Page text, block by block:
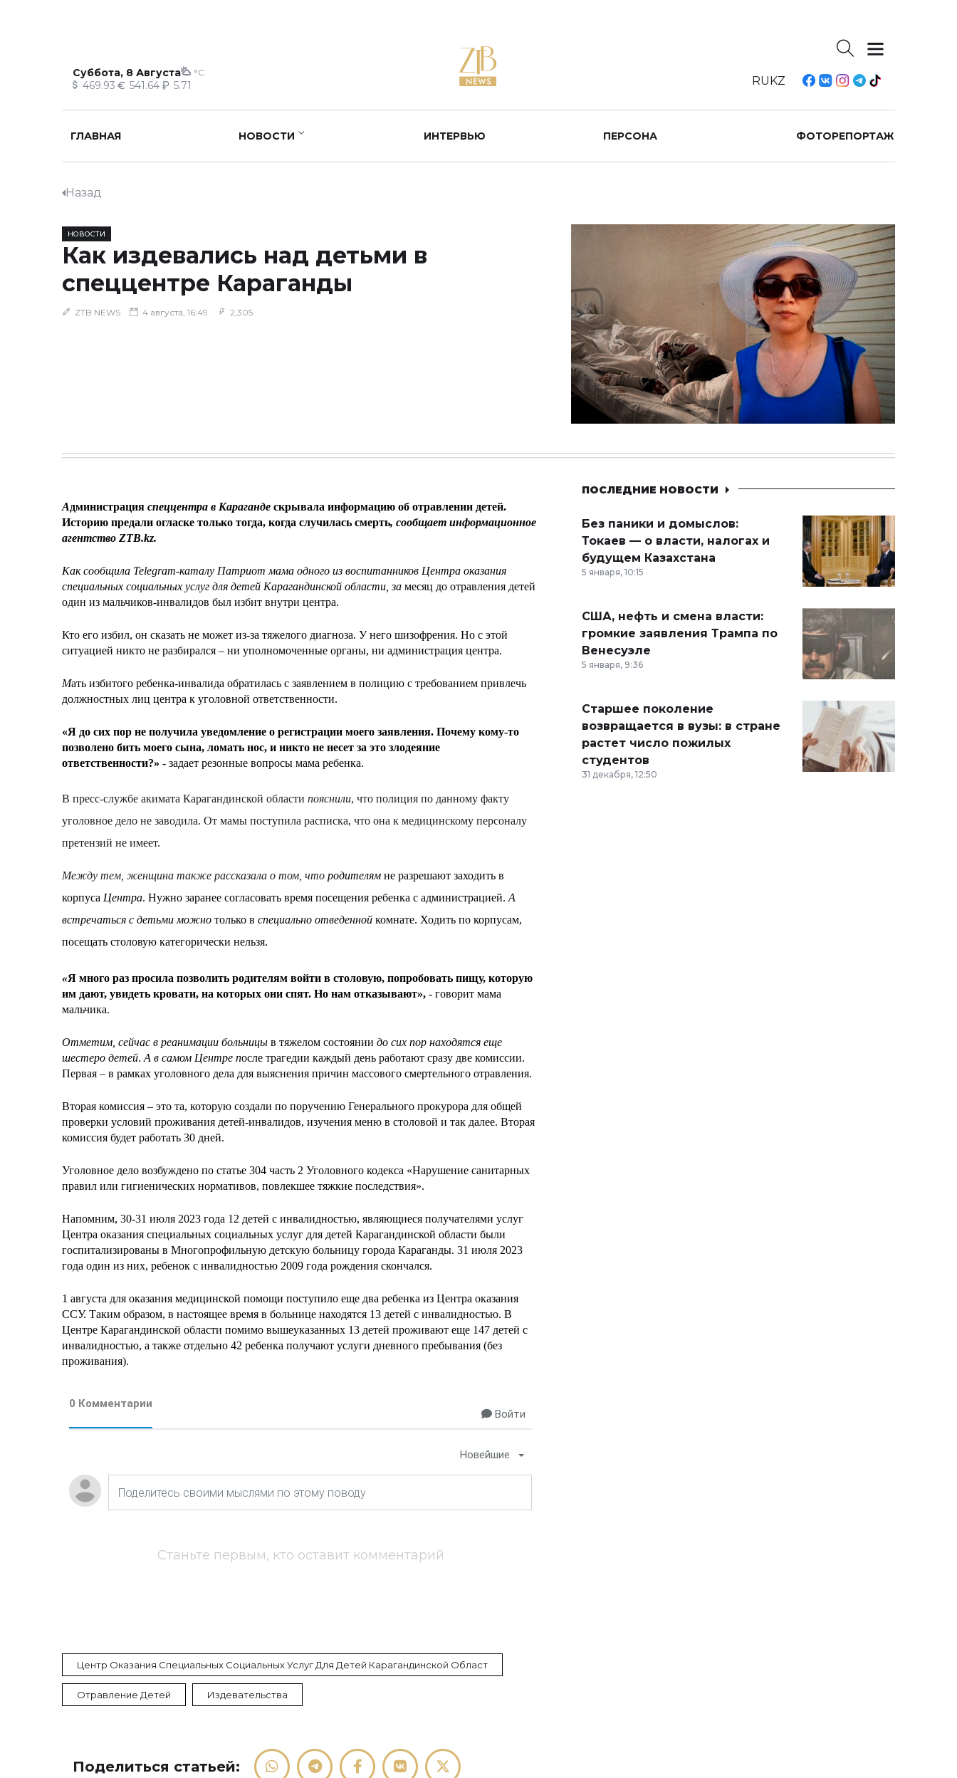
Суббота, 8 Августа °C
469.93 541.64 5.71 RUKZ
ГЛАВНАЯ НОВОСТИ ИНТЕРВЬЮ ПЕРСОНА ФОТОРЕПОРТАЖ
Назад
НОВОСТИ
Как издевались над детьми в
спеццентре Караганды
ZTB NEWS 4 августа, 16:49 2,305
Администрация спеццентра в Караганде скрывала информацию об отравлении детей.
Историю предали огласке только тогда, когда случилась смерть, сообщает информационное
агентство ZTB.kz.
Как сообщила Telegram-каталу Патриот мама одного из воспитанников Центра оказания
специальных социальных услуг для детей Карагандинской области, за месяц до отравления детей
один из мальчиков-инвалидов был избит внутри центра.
Кто его избил, он сказать не может из-за тяжелого диагноза. У него шизофрения. Но с этой
ситуацией никто не разбирался – ни уполномоченные органы, ни администрация центра.
Мать избитого ребенка-инвалида обратилась с заявлением в полицию с требованием привлечь
должностных лиц центра к уголовной ответственности.
«Я до сих пор не получила уведомление о регистрации моего заявления. Почему кому-то
позволено бить моего сына, ломать нос, и никто не несет за это злодеяние
ответственности?» - задает резонные вопросы мама ребенка.
В пресс-службе акимата Карагандинской области пояснили, что полиция по данному факту
уголовное дело не заводила. От мамы поступила расписка, что она к медицинскому персоналу
претензий не имеет.
Между тем, женщина также рассказала о том, что родителям не разрешают заходить в
корпуса Центра. Нужно заранее согласовать время посещения ребенка с администрацией. А
встречаться с детьми можно только в специально отведенной комнате. Ходить по корпусам,
посещать столовую категорически нельзя.
«Я много раз просила позволить родителям войти в столовую, попробовать пищу, которую
им дают, увидеть кровати, на которых они спят. Но нам отказывают», - говорит мама
мальчика.
Отметим, сейчас в реанимации больницы в тяжелом состоянии до сих пор находятся еще
шестеро детей. А в самом Центре после трагедии каждый день работают сразу две комиссии.
Первая – в рамках уголовного дела для выяснения причин массового смертельного отравления.
Вторая комиссия – это та, которую создали по поручению Генерального прокурора для общей
проверки условий проживания детей-инвалидов, изучения меню в столовой и так далее. Вторая
комиссия будет работать 30 дней.
Уголовное дело возбуждено по статье 304 часть 2 Уголовного кодекса «Нарушение санитарных
правил или гигиенических нормативов, повлекшее тяжкие последствия».
Напомним, 30-31 июля 2023 года 12 детей с инвалидностью, являющиеся получателями услуг
Центра оказания специальных социальных услуг для детей Карагандинской области были
госпитализированы в Многопрофильную детскую больницу города Караганды. 31 июля 2023
года один из них, ребенок с инвалидностью 2009 года рождения скончался.
1 августа для оказания медицинской помощи поступило еще два ребенка из Центра оказания
ССУ. Таким образом, в настоящее время в больнице находятся 13 детей с инвалидностью. В
Центре Карагандинской области помимо вышеуказанных 13 детей проживают еще 147 детей с
инвалидностью, а также отдельно 42 ребенка получают услуги дневного пребывания (без
проживания).
0 Комментарии
Войти
Новейшие
Станьте первым, кто оставит комментарий
Центр Оказания Специальных Социальных Услуг Для Детей Карагандинской Област
Отравление Детей Издевательства
Поделиться статьей:
ПОСЛЕДНИЕ НОВОСТИ
Без паники и домыслов:
Токаев — о власти, налогах и
будущем Казахстана
5 января, 10:15
США, нефть и смена власти:
громкие заявления Трампа по
Венесуэле
5 января, 9:36
Старшее поколение
возвращается в вузы: в стране
растет число пожилых
студентов
31 декабря, 12:50